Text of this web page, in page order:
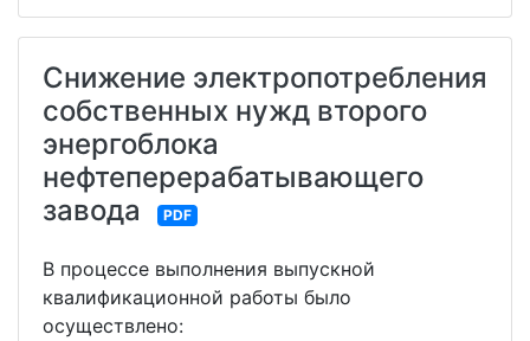
Снижение электропотребления
собственных нужд второго
энергоблока
нефтеперерабатывающего
завода
PDF
В процессе выполнения выпускной
квалификационной работы было
осуществлено: